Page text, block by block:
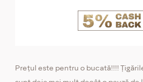
Prețul este pentru o bucată!!!!